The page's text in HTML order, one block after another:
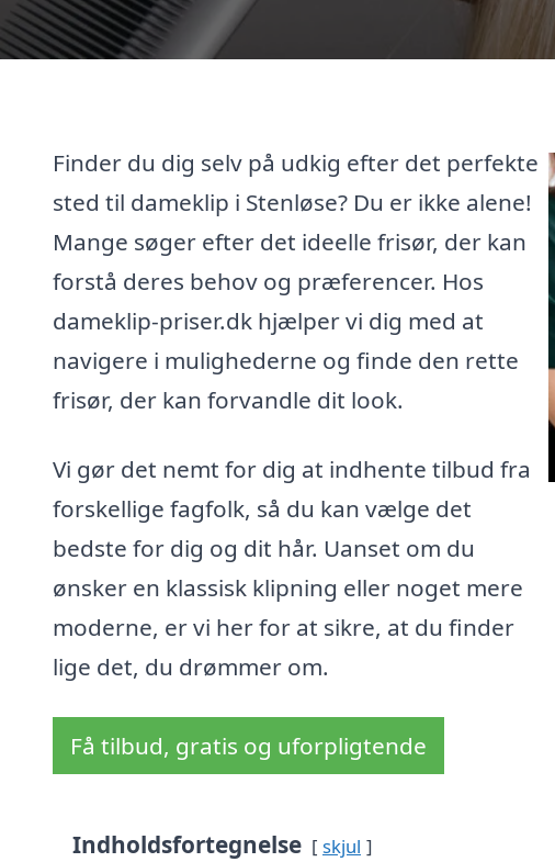
Finder du dig selv på udkig efter det perfekte
sted til dameklip i Stenløse? Du er ikke alene!
Mange søger efter det ideelle frisør, der kan
forstå deres behov og præferencer. Hos
dameklip-priser.dk hjælper vi dig med at
navigere i mulighederne og finde den rette
frisør, der kan forvandle dit look.
Vi gør det nemt for dig at indhente tilbud fra
forskellige fagfolk, så du kan vælge det
bedste for dig og dit hår. Uanset om du
ønsker en klassisk klipning eller noget mere
moderne, er vi her for at sikre, at du finder
lige det, du drømmer om.
Få tilbud, gratis og uforpligtende
Indholdsfortegnelse skjul